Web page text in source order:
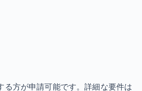
る方が申請可能です。詳細な要件は